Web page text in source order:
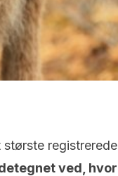
registrerede
ved, hvor